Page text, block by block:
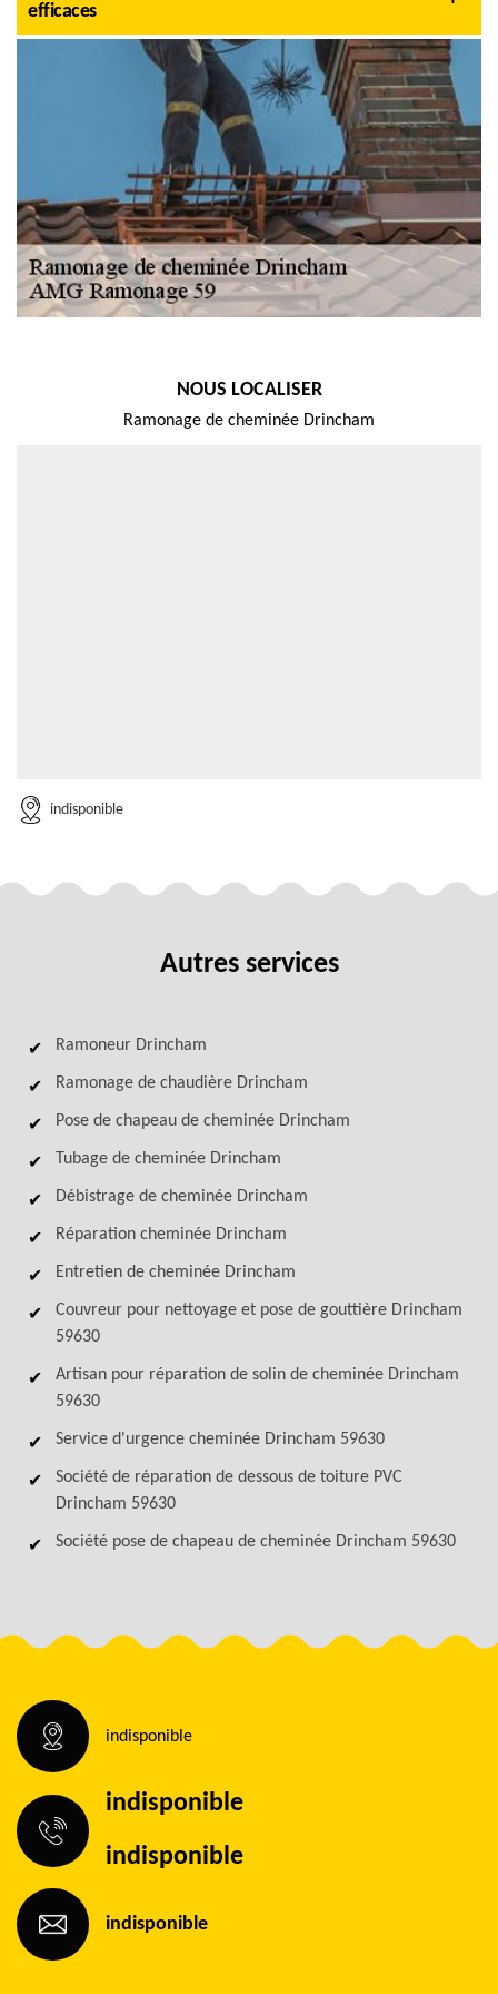
efficaces
NOUS LOCALISER
Ramonage de cheminée Drincham
indisponible
Autres services
Ramoneur Drincham
Ramonage de chaudière Drincham
Pose de chapeau de cheminée Drincham
Tubage de cheminée Drincham
Débistrage de cheminée Drincham
Réparation cheminée Drincham
Entretien de cheminée Drincham
Couvreur pour nettoyage et pose de gouttière Drincham
59630
Artisan pour réparation de solin de cheminée Drincham
59630
Service d'urgence cheminée Drincham 59630
Société de réparation de dessous de toiture PVC
Drincham 59630
Société pose de chapeau de cheminée Drincham 59630
indisponible
indisponible
indisponible
indisponible